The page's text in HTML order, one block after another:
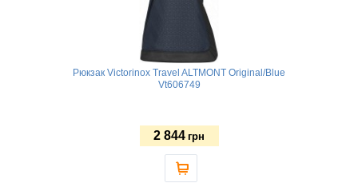
Рюкзак Victorinox Travel ALTMONT Original/Blue
Vt606749
2 844 грн